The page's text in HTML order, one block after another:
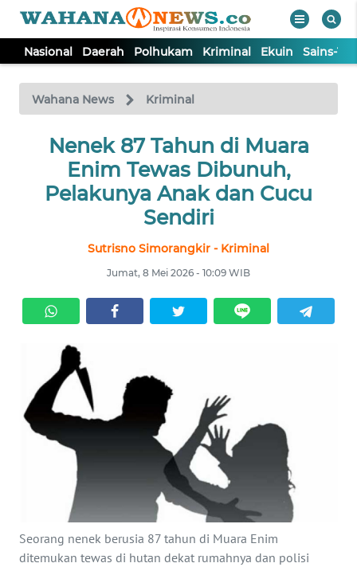
Nasional Daerah Polhukam Kriminal Ekuin Sains-
Wahana News Kriminal
Nenek 87 Tahun di Muara
Enim Tewas Dibunuh,
Pelakunya Anak dan Cucu
Sendiri
Sutrisno Simorangkir - Kriminal
Jumat, 8 Mei 2026 - 10:09 WIB
Seorang nenek berusia 87 tahun di Muara Enim
ditemukan tewas di hutan dekat rumahnya dan polisi
TV
Tutup
NASIONAL
DAERAH
EKUIN
SAINS-TEKNO
KESEHATAN
INTERNASIONAL
SERBA-SERBI
PENDIDIKAN